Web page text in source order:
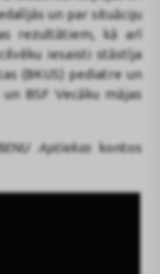
un par situāciju
rezultātiem, kā arī
iesaisti stāstīja
(BKUS) pediatre un
BSF Vecāku mājas
Aptiekas kontos